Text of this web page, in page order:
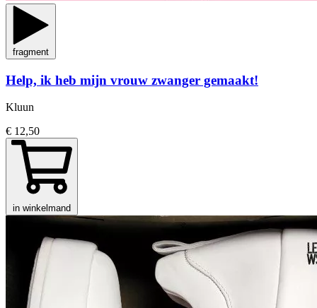
fragment
Help, ik heb mijn vrouw zwanger gemaakt!
Kluun
€ 12,50
in winkelmand